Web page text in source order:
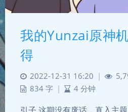
我的Yunzai原神
得
2022-12-31 16:20
834 字
4 分钟